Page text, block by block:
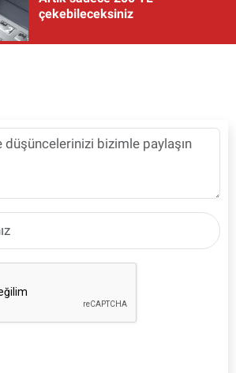
çekebileceksiniz